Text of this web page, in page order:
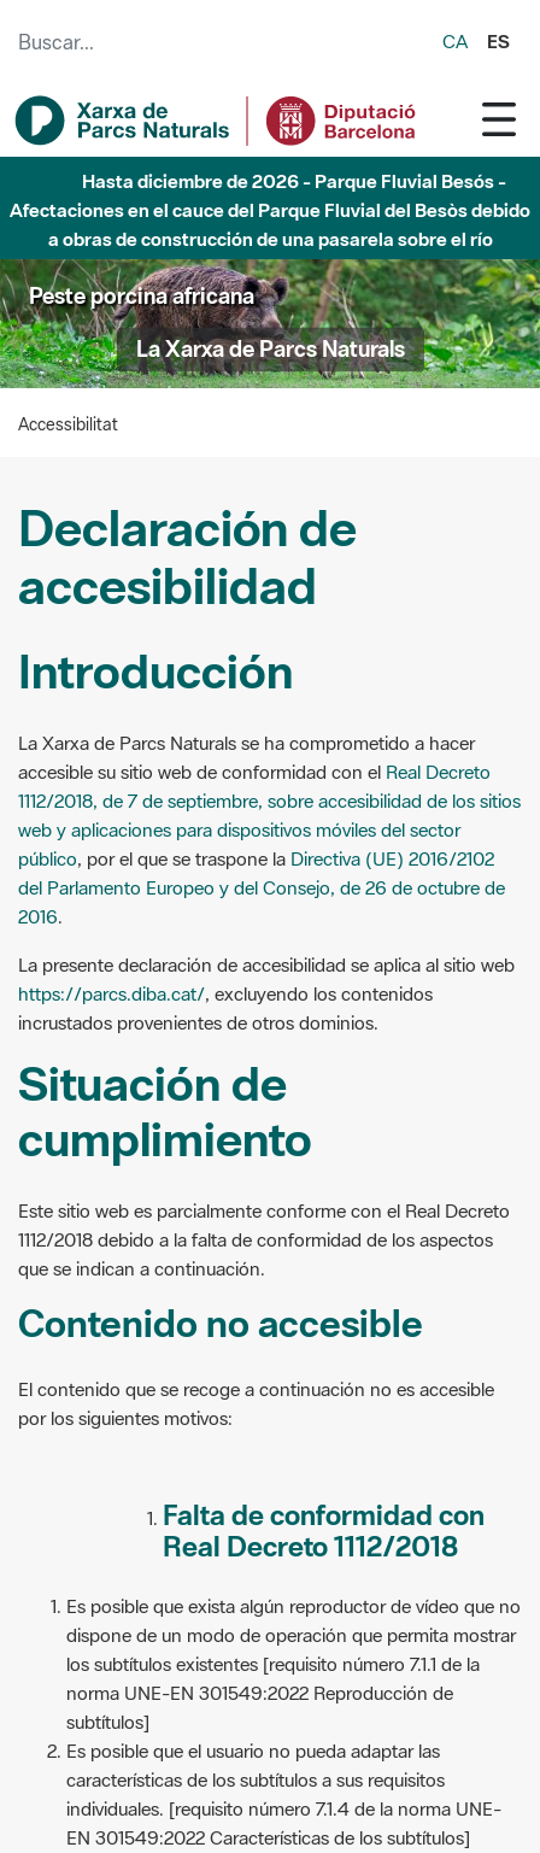
CA ES
Hasta diciembre de 2026 - Parque Fluvial Besós -
Afectaciones en el cauce del Parque Fluvial del Besòs debido
a obras de construcción de una pasarela sobre el río
Peste porcina africana
La Xarxa de Parcs Naturals
Accessibilitat
Declaración de
accesibilidad
Introducción
La Xarxa de Parcs Naturals se ha comprometido a hacer
accesible su sitio web de conformidad con el Real Decreto
1112/2018, de 7 de septiembre, sobre accesibilidad de los sitios
web y aplicaciones para dispositivos móviles del sector
público, por el que se traspone la Directiva (UE) 2016/2102
del Parlamento Europeo y del Consejo, de 26 de octubre de
2016.
La presente declaración de accesibilidad se aplica al sitio web
https://parcs.diba.cat/, excluyendo los contenidos
incrustados provenientes de otros dominios.
Situación de
cumplimiento
Este sitio web es parcialmente conforme con el Real Decreto
1112/2018 debido a la falta de conformidad de los aspectos
que se indican a continuación.
Contenido no accesible
El contenido que se recoge a continuación no es accesible
por los siguientes motivos:
Falta de conformidad con
Real Decreto 1112/2018
Es posible que exista algún reproductor de vídeo que no
dispone de un modo de operación que permita mostrar
los subtítulos existentes [requisito número 7.1.1 de la
norma UNE-EN 301549:2022 Reproducción de
subtítulos]
Es posible que el usuario no pueda adaptar las
características de los subtítulos a sus requisitos
individuales. [requisito número 7.1.4 de la norma UNE-
EN 301549:2022 Características de los subtítulos]